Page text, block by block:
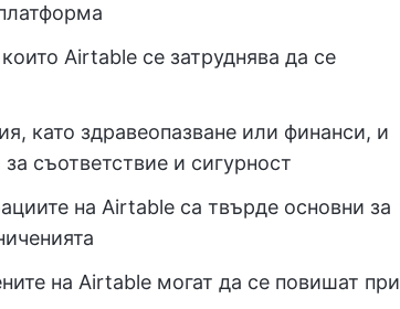
Airtable се затруднява да се
като здравеопазване или финанси, и
съответствие и сигурност
на Airtable са твърде основни за
на Airtable могат да се повишат при